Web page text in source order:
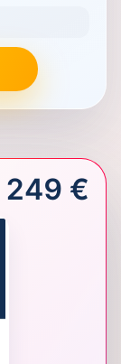
249 €